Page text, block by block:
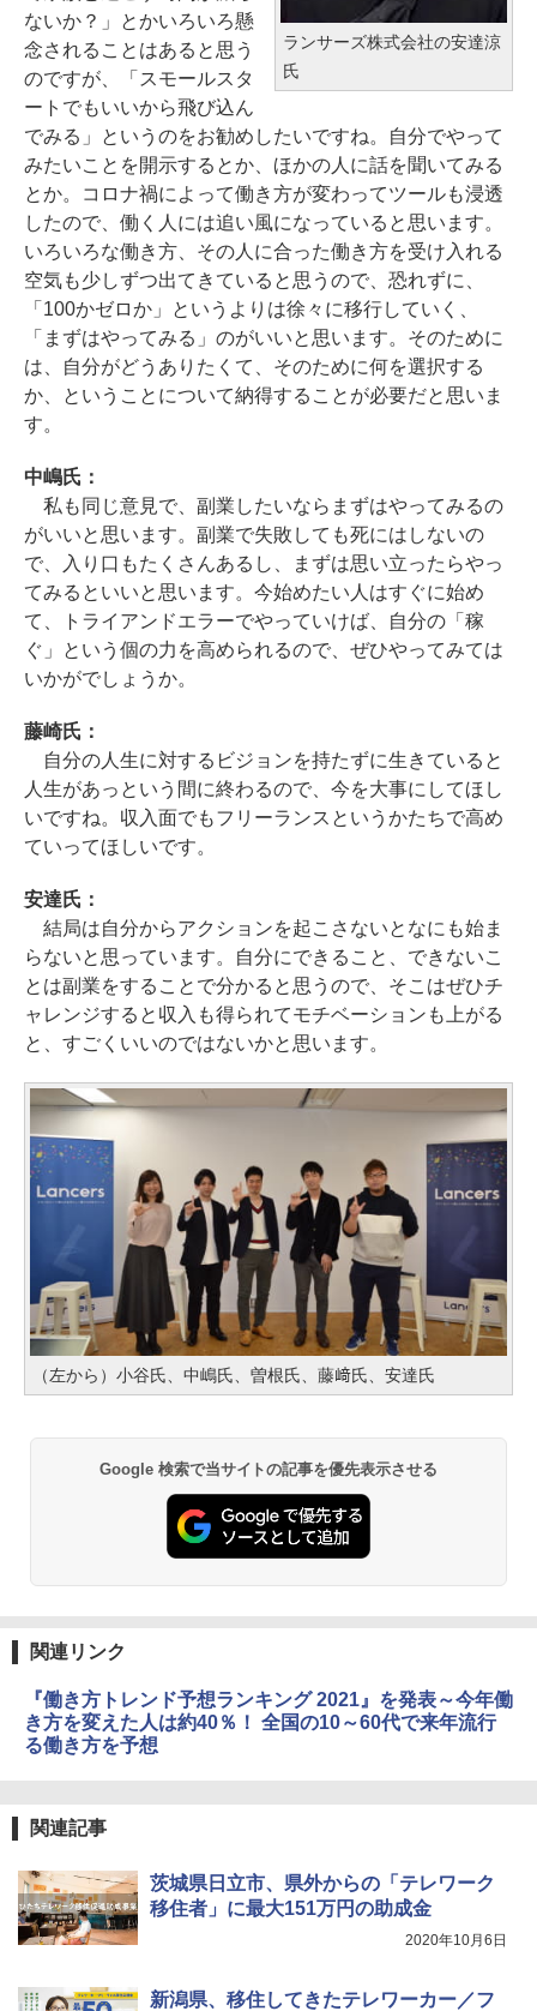
ランサーズ株式会社の安達涼
氏
ないか？」とかいろいろ懸
念されることはあると思う
のですが、「スモールスタ
ートでもいいから飛び込ん
でみる」というのをお勧めしたいですね。自分でやって
みたいことを開示するとか、ほかの人に話を聞いてみる
とか。コロナ禍によって働き方が変わってツールも浸透
したので、働く人には追い風になっていると思います。
いろいろな働き方、その人に合った働き方を受け入れる
空気も少しずつ出てきていると思うので、恐れずに、
「100かゼロか」というよりは徐々に移行していく、
「まずはやってみる」のがいいと思います。そのために
は、自分がどうありたくて、そのために何を選択する
か、ということについて納得することが必要だと思いま
す。
中嶋氏：
私も同じ意見で、副業したいならまずはやってみるの
がいいと思います。副業で失敗しても死にはしないの
で、入り口もたくさんあるし、まずは思い立ったらやっ
てみるといいと思います。今始めたい人はすぐに始め
て、トライアンドエラーでやっていけば、自分の「稼
ぐ」という個の力を高められるので、ぜひやってみては
いかがでしょうか。
藤崎氏：
自分の人生に対するビジョンを持たずに生きていると
人生があっという間に終わるので、今を大事にしてほし
いですね。収入面でもフリーランスというかたちで高め
ていってほしいです。
安達氏：
結局は自分からアクションを起こさないとなにも始ま
らないと思っています。自分にできること、できないこ
とは副業をすることで分かると思うので、そこはぜひチ
ャレンジすると収入も得られてモチベーションも上がる
と、すごくいいのではないかと思います。
（左から）小谷氏、中嶋氏、曽根氏、藤﨑氏、安達氏
Google 検索で当サイトの記事を優先表示させる
関連リンク
『働き方トレンド予想ランキング 2021』を発表～今年働
き方を変えた人は約40％！ 全国の10～60代で来年流行
る働き方を予想
関連記事
茨城県日立市、県外からの「テレワーク
移住者」に最大151万円の助成金
2020年10月6日
新潟県、移住してきたテレワーカー／フ